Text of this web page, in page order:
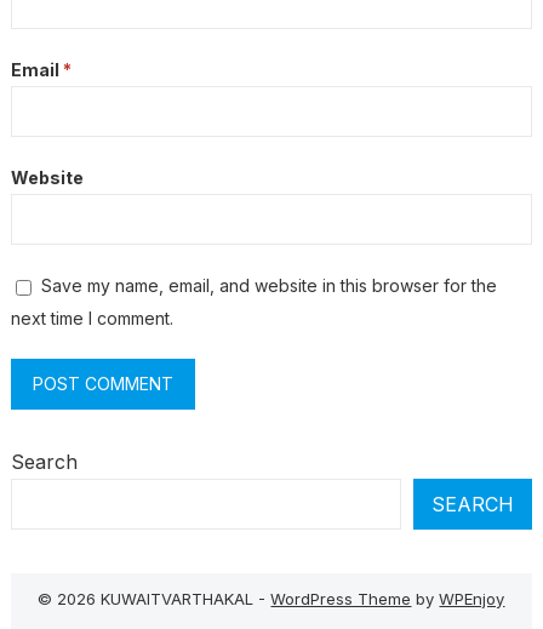
Email *
Website
Save my name, email, and website in this browser for the
next time I comment.
Search
SEARCH
© 2026 KUWAITVARTHAKAL -WordPress Theme byWPEnjoy